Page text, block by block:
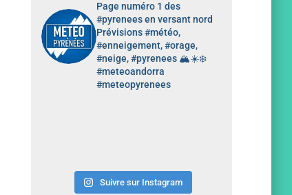
Page numéro 1 des
#pyrenees en versant nord
Prévisions #météo,
#enneigement, #orage,
#neige, #pyrenees 🏔️☀️❄️
#meteoandorra
#meteopyrenees
Suivre sur Instagram